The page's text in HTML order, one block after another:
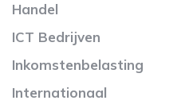
Handel
ICT Bedrijven
Inkomstenbelasting
Internationaal